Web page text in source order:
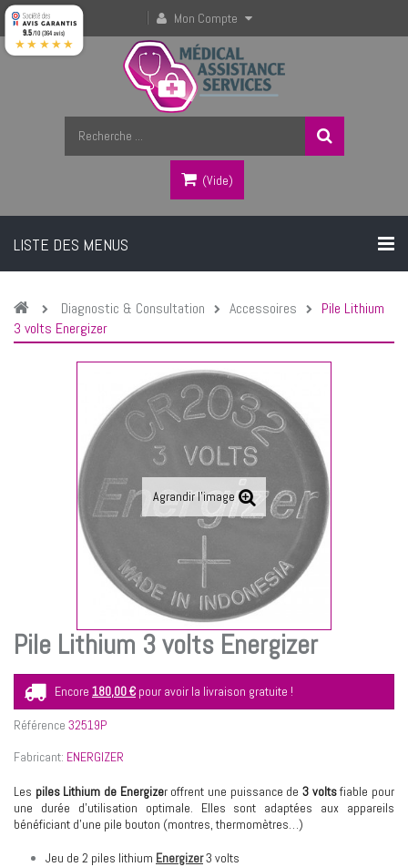
Mon Compte
(vide)
LISTE DES MENUS
Diagnostic & Consultation Accessoires
Pile Lithium
3 volts Energizer
Agrandir l'image
Pile Lithium 3 volts Energizer
Encore 180,00 € pour avoir la livraison gratuite !
Référence 32519P
Fabricant: ENERGIZER
Les piles Lithium de Energizer offrent une puissance de3 voltsfiable pour
une durée d’utilisation optimale. Elles sont adaptées aux appareils
bénéficiant d’une pile bouton (montres, thermomètres…)
Jeu de 2 piles lithium Energizer3 volts
9.5/10 (364 avis)
★★★★★